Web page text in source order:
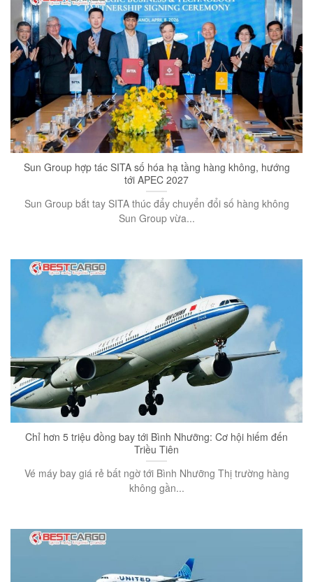
Sun Group hợp tác SITA số hóa hạ tầng hàng không, hướng
tới APEC 2027
Sun Group bắt tay SITA thúc đẩy chuyển đổi số hàng không
Sun Group vừa...
Chỉ hơn 5 triệu đồng bay tới Bình Nhưỡng: Cơ hội hiếm đến
Triều Tiên
Vé máy bay giá rẻ bất ngờ tới Bình Nhưỡng Thị trường hàng
không gần...